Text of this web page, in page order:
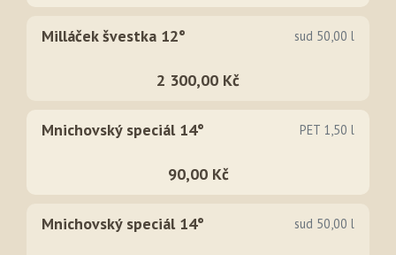
Milláček švestka 12° sud 50,00 l
2 300,00 Kč
Mnichovský speciál 14° PET 1,50 l
90,00 Kč
Mnichovský speciál 14° sud 50,00 l